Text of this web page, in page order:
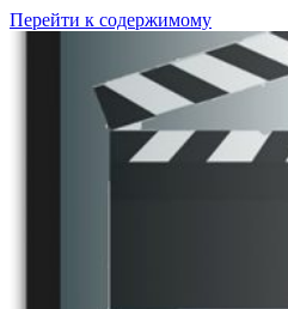
Перейти к содержимому